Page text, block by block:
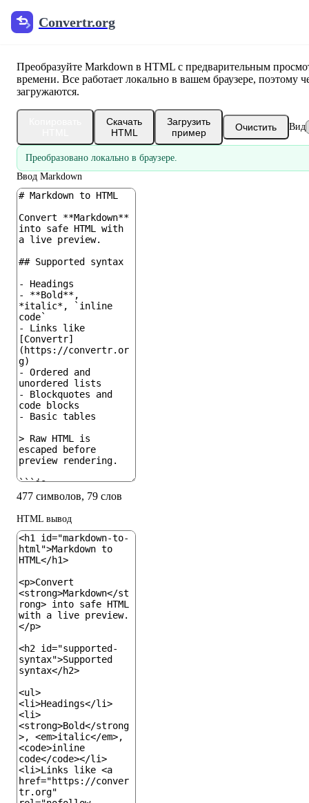
Convertr.org
Конвертер Markdown в
Преобразуйте Markdown в HTML с предварительным
времени. Все работает локально в вашем браузере, поэтому
загружаются.
Скачать
HTML
Загрузить
пример
Очистить Вид
Преобразовано локально в браузере.
Ввод Markdown
477 символов, 79 слов
HTML вывод